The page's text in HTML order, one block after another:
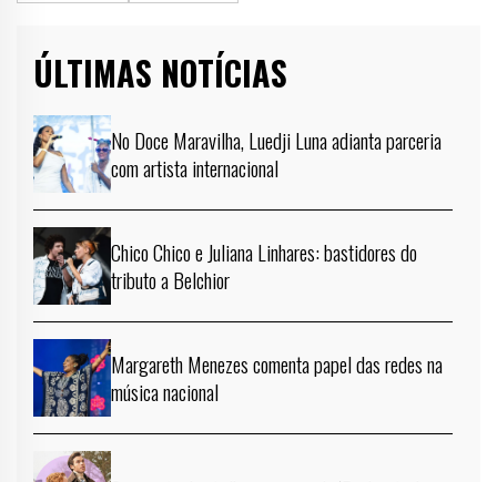
ÚLTIMAS NOTÍCIAS
No Doce Maravilha, Luedji Luna adianta parceria
com artista internacional
Chico Chico e Juliana Linhares: bastidores do
tributo a Belchior
Margareth Menezes comenta papel das redes na
música nacional